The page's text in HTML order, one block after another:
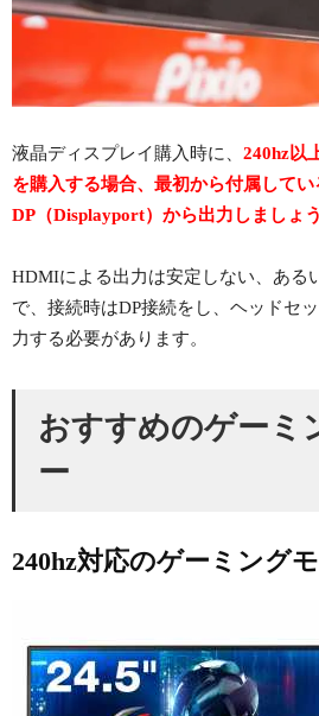
液晶ディスプレイ購入時に、 240hz以
を購入する場合、最初から付属して
DP（Displayport）から出力しましょう
HDMIによる出力は安定しない、ある
で、接続時はDP接続をし、ヘッドセ
力する必要があります。
おすすめのゲーミ
ー
240hz対応のゲーミング